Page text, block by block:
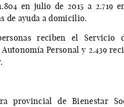
en julio de 2015 a 2.719
de ayuda a domicilio.
personas reciben el
Personal y 2.439
provincial de Bienestar